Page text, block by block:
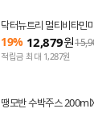
닥터뉴트리 멀티비타민
19% 12,879원
적립금 최대 1,287원
땡모반 수박주스